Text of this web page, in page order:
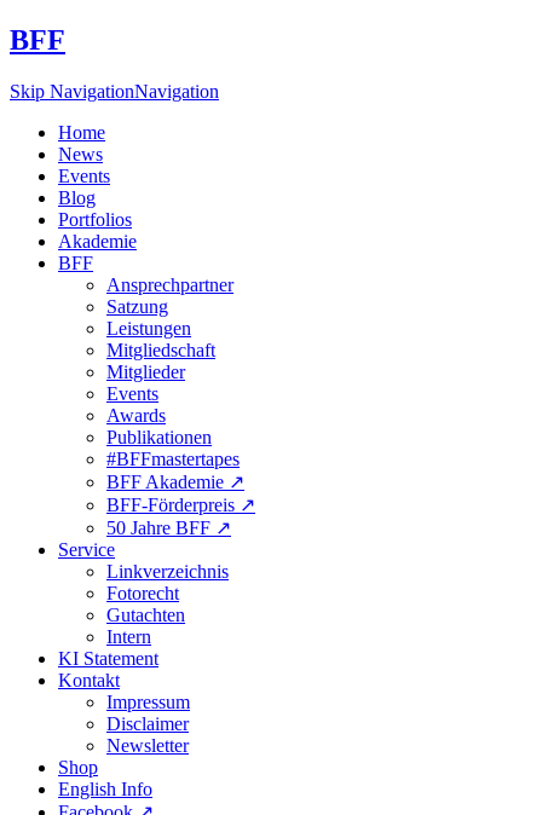
BFF
Skip NavigationNavigation
Home
News
Events
Blog
Portfolios
Akademie
BFF
Ansprechpartner
Satzung
Leistungen
Mitgliedschaft
Mitglieder
Events
Awards
Publikationen
#BFFmastertapes
BFF Akademie ↗︎
BFF-Förderpreis ↗︎
50 Jahre BFF ↗︎
Service
Linkverzeichnis
Fotorecht
Gutachten
Intern
KI Statement
Kontakt
Impressum
Disclaimer
Newsletter
Shop
English Info